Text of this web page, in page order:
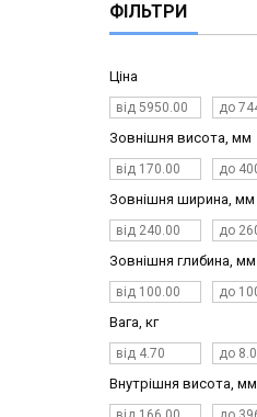
ФІЛЬТРИ
Ціна
Зовнішня висота, мм
Зовнішня ширина, мм
Зовнішня глибина, мм
Вага, кг
Внутрішня висота, мм